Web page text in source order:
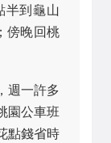
半到龜山
傍晚回桃
週一許多
園公車班
點錢省時